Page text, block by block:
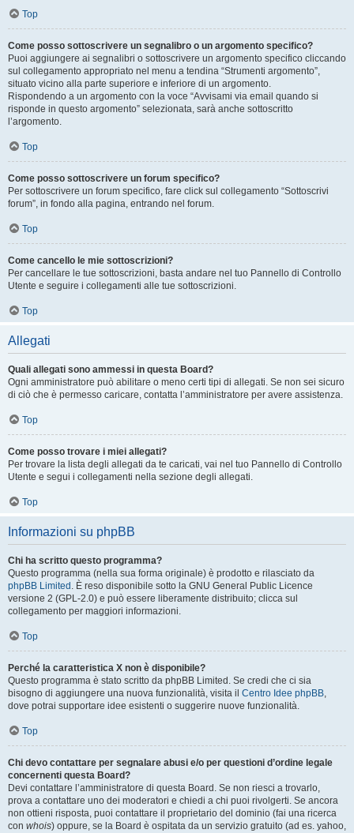
Top
Come posso sottoscrivere un segnalibro o un argomento specifico?
Puoi aggiungere ai segnalibri o sottoscrivere un argomento specifico cliccando
sul collegamento appropriato nel menu a tendina “Strumenti argomento”,
situato vicino alla parte superiore e inferiore di un argomento.
Rispondendo a un argomento con la voce “Avvisami via email quando si
risponde in questo argomento” selezionata, sarà anche sottoscritto
l’argomento.
Top
Come posso sottoscrivere un forum specifico?
Per sottoscrivere un forum specifico, fare click sul collegamento “Sottoscrivi
forum”, in fondo alla pagina, entrando nel forum.
Top
Come cancello le mie sottoscrizioni?
Per cancellare le tue sottoscrizioni, basta andare nel tuo Pannello di Controllo
Utente e seguire i collegamenti alle tue sottoscrizioni.
Top
Allegati
Quali allegati sono ammessi in questa Board?
Ogni amministratore può abilitare o meno certi tipi di allegati. Se non sei sicuro
di ciò che è permesso caricare, contatta l’amministratore per avere assistenza.
Top
Come posso trovare i miei allegati?
Per trovare la lista degli allegati da te caricati, vai nel tuo Pannello di Controllo
Utente e segui i collegamenti nella sezione degli allegati.
Top
Informazioni su phpBB
Chi ha scritto questo programma?
Questo programma (nella sua forma originale) è prodotto e rilasciato da
phpBB Limited . È reso disponibile sotto la GNU General Public Licence
versione 2 (GPL-2.0) e può essere liberamente distribuito; clicca sul
collegamento per maggiori informazioni.
Top
Perché la caratteristica X non è disponibile?
Questo programma è stato scritto da phpBB Limited. Se credi che ci sia
bisogno di aggiungere una nuova funzionalità, visita il Centro Idee phpBB,
dove potrai supportare idee esistenti o suggerire nuove funzionalità.
Top
Chi devo contattare per segnalare abusi e/o per questioni d’ordine legale
concernenti questa Board?
Devi contattare l’amministratore di questa Board. Se non riesci a trovarlo,
prova a contattare uno dei moderatori e chiedi a chi puoi rivolgerti. Se ancora
non ottieni risposta, puoi contattare il proprietario del dominio (fai una ricerca
con whois) oppure, se la Board è ospitata da un servizio gratuito (ad es. yahoo,